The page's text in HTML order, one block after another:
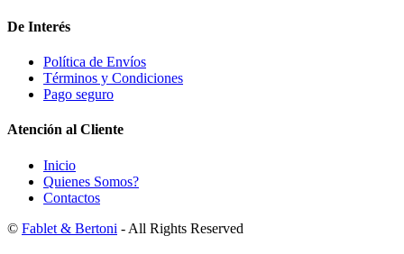
De Interés
Política de Envíos
Términos y Condiciones
Pago seguro
Atención al Cliente
Inicio
Quienes Somos?
Contactos
© Fablet & Bertoni - All Rights Reserved